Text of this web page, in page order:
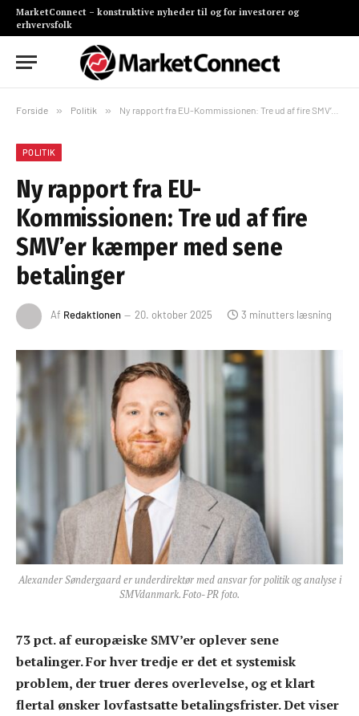
MarketConnect – konstruktive nyheder til og for investorer og
erhvervsfolk
Forside » Politik » Ny rapport fra EU-Kommissionen: Tre ud af fire SMV’er kæmper med sene betalinger
POLITIK
Ny rapport fra EU-
Kommissionen: Tre ud af fire
SMV’er kæmper med sene
betalinger
Af Redaktionen 20. oktober 2025 3 minutters læsning
Alexander Søndergaard er underdirektør med ansvar for politik og analyse i
SMVdanmark. Foto- PR foto.
73 pct. af europæiske SMV’er oplever sene
betalinger. For hver tredje er det et systemisk
problem, der truer deres overlevelse, og et klart
flertal ønsker lovfastsatte betalingsfrister. Det viser